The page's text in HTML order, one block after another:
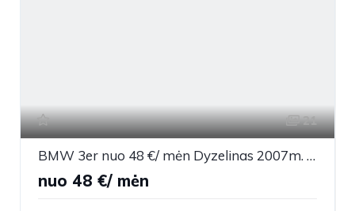
21
BMW 3er nuo 48 €/ mėn Dyzelinas 2007m. Sedanas Mechaninė
nuo 48 €/ mėn